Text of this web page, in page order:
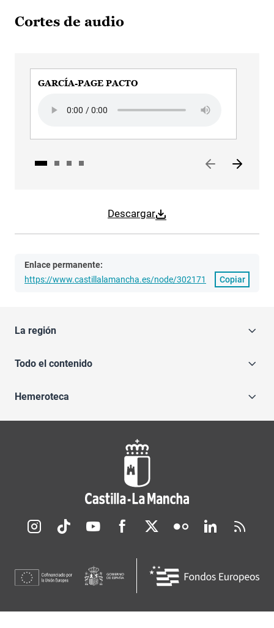
Cortes de audio
Descargar
GARCÍA-PAGE PACTO
Enlace permanente:
https://www.castillalamancha.es/node/302171
Copiar
La región
Todo el contenido
Hemeroteca
Redes sociales JCCM